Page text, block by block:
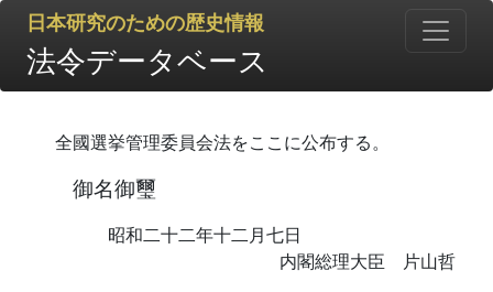
日本研究のための歴史情報
法令データベース
全國選挙管理委員会法をここに公布する。
御名御璽
昭和二十二年十二月七日
内閣総理大臣 片山哲